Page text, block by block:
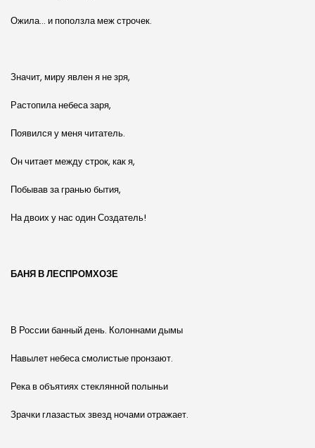
Ожила… и поползла меж строчек.
Значит, миру явлен я не зря,
Растопила небеса заря,
Появился у меня читатель.
Он читает между строк, как я,
Побывав за гранью бытия,
На двоих у нас один Создатель!
БАНЯ В ЛЕСПРОМХОЗЕ
В России банный день. Колоннами дымы
Навылет небеса смолистые пронзают.
Река в объятиях стеклянной полыньи
Зрачки глазастых звезд ночами отражает.